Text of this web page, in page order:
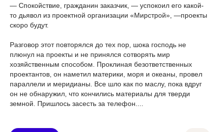
— Спокойствие, гражданин заказ­чик, — успокоил его какой-
то дьявол из проектной организации «Мирстрой», —проекты
скоро будут.
Разговор этот повторялся до тех пор, шока господь не
плюнул на проекты и не принялся сотворять мир
хозяйственным способом. Проклиная безответственных
проектантов, он наметил материки, моря и океаны, провел
параллели и меридианы. Все шло как по маслу, пока вдруг
он не обна­ружил, что кончились материалы для тверди
земной. Пришлось засесть за телефон....